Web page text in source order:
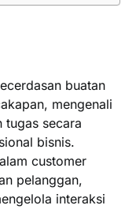
buatan
mengenali
tugas secara
bisnis.
customer
pelanggan,
interaksi